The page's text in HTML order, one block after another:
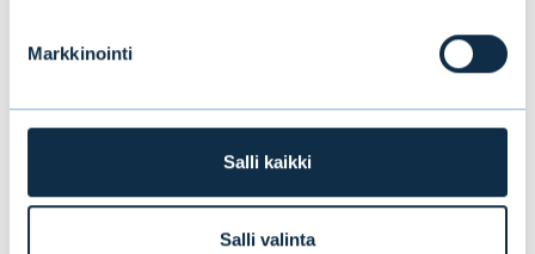
Markkinointi
Salli kaikki
Salli valinta
prosenttiyksikön koronnostoilla kolme tai
merkkejä talouden käänteestä voi olla jo
ilmassa, mutta heikkenevän talouskehityksen
ennustaminen on silti ennenaikaista. Tässä ja
nyt tarkasteltuna Fed jatkaa valitsemallaan